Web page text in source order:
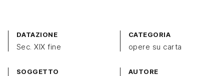
DATAZIONE
Sec. XIX fine
CATEGORIA
opere su carta
SOGGETTO AUTORE